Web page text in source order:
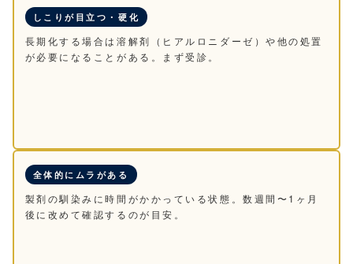
しこりが目立つ・硬化
長期化する場合は溶解剤（ヒアルロニダーゼ）や他の処置
が必要になることがある。まず受診。
全体的にムラがある
製剤の馴染みに時間がかかっている状態。数週間〜1ヶ月
後に改めて確認するのが目安。